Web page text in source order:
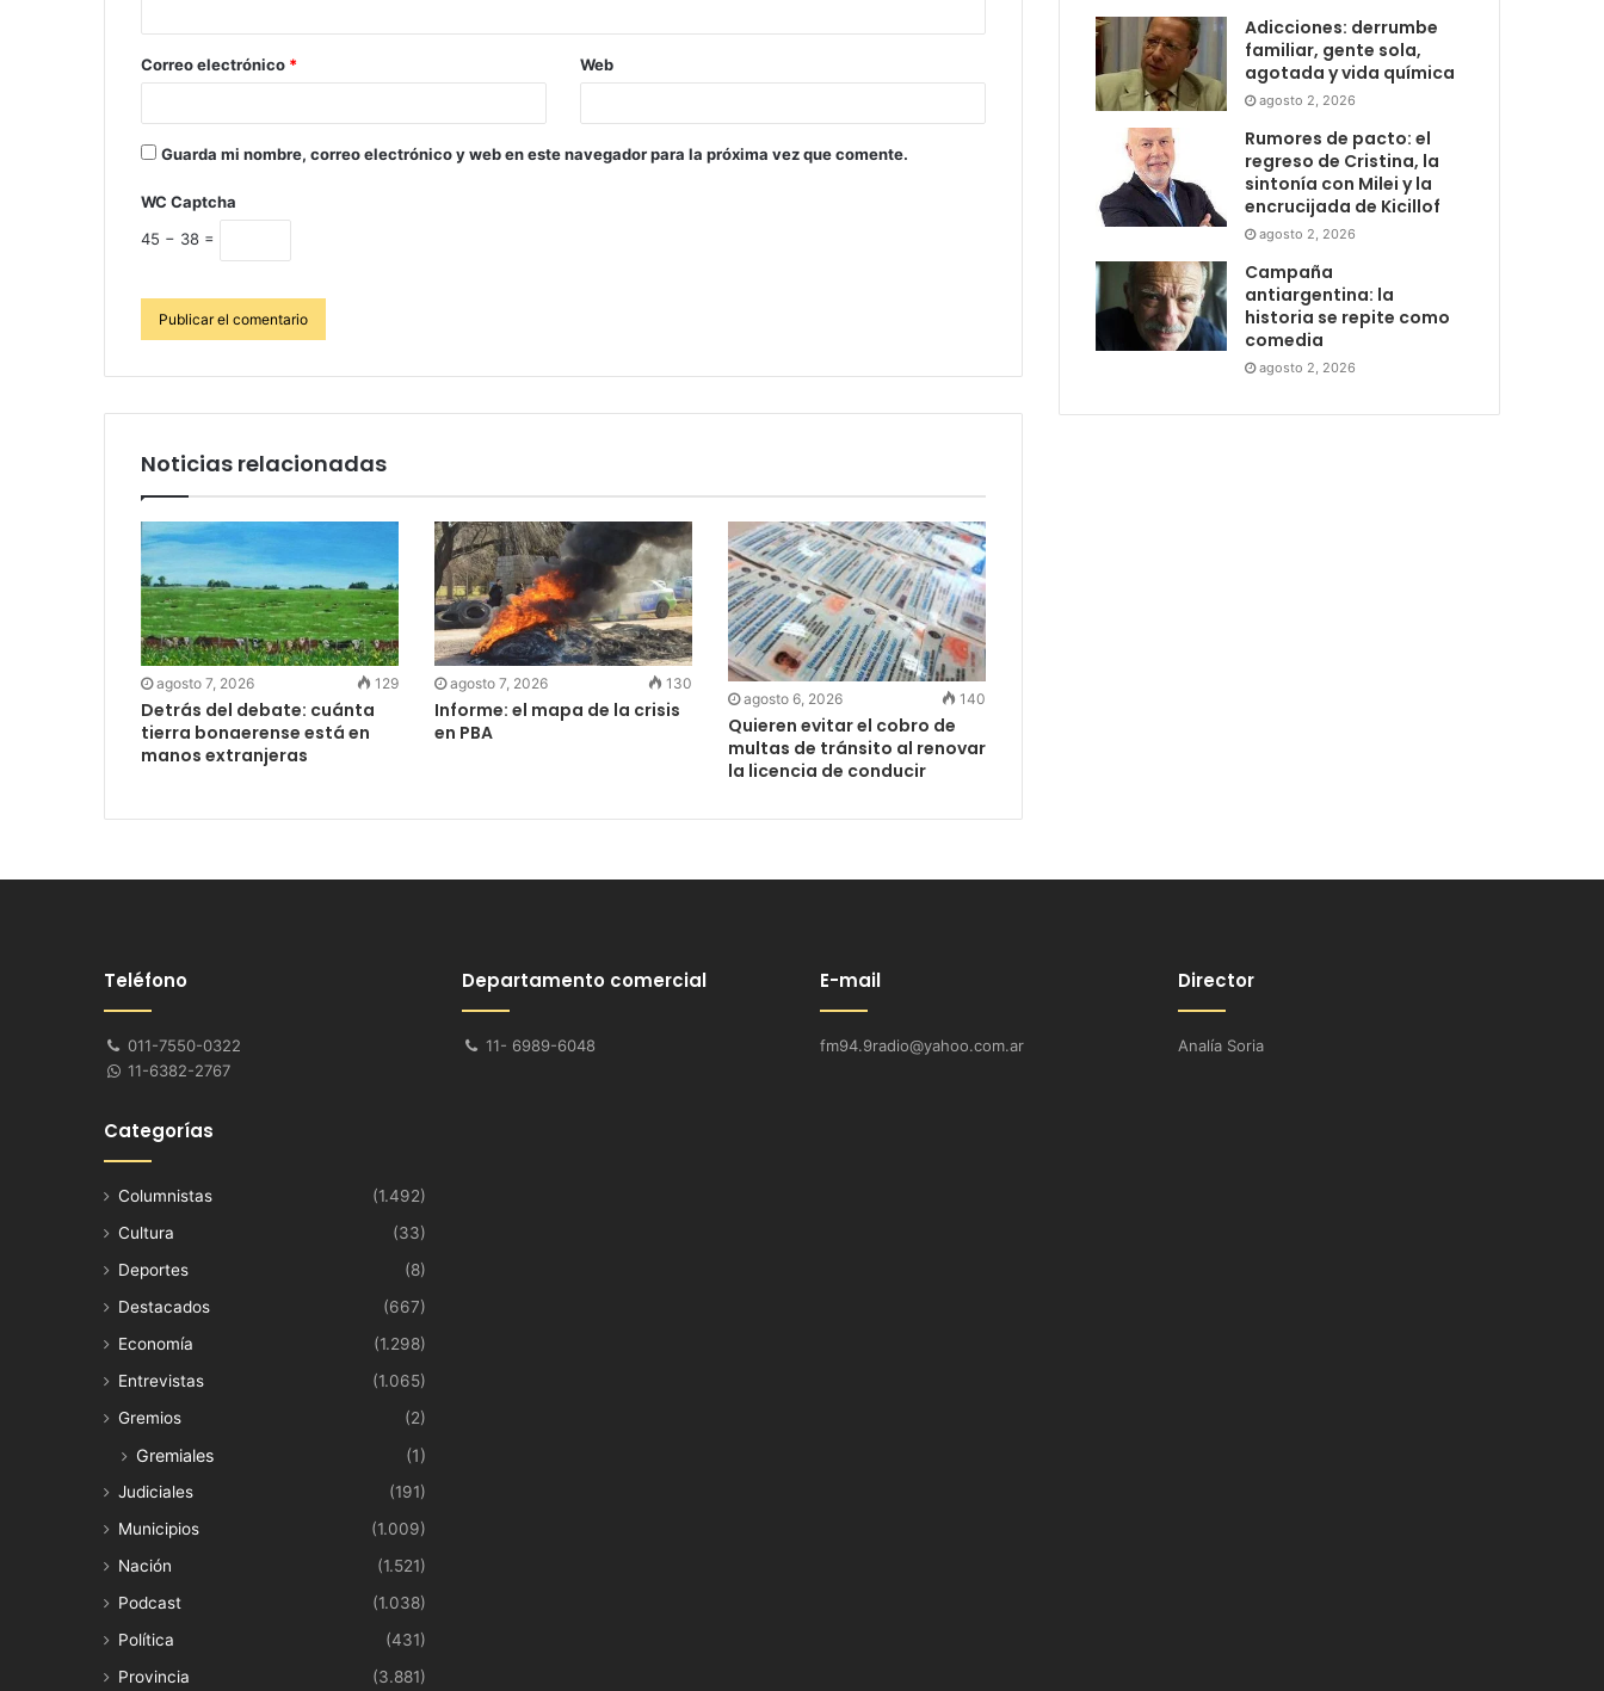
Correo electrónico * Web
Guarda mi nombre, correo electrónico y web en este navegador para la próxima vez que comente.
WC Captcha
45 − 38 =
Noticias relacionadas
agosto 7, 2026 129
Detrás del debate: cuánta
tierra bonaerense está en
manos extranjeras
agosto 7, 2026 130
Informe: el mapa de la crisis
en PBA
agosto 6, 2026 140
Quieren evitar el cobro de
multas de tránsito al renovar
la licencia de conducir
Adicciones: derrumbe
familiar, gente sola,
agotada y vida química
agosto 2, 2026
Rumores de pacto: el
regreso de Cristina, la
sintonía con Milei y la
encrucijada de Kicillof
agosto 2, 2026
Campaña
antiargentina: la
historia se repite como
comedia
agosto 2, 2026
Teléfono
011-7550-0322
11-6382-2767
Categorías
Columnistas
(1.492)
Cultura
(33)
Deportes
(8)
Destacados
(667)
Economía
(1.298)
Entrevistas
(1.065)
Gremios
(2)
Gremiales (1)
Judiciales
(191)
Municipios
(1.009)
Nación
(1.521)
Podcast
(1.038)
Política
(431)
Provincia
(3.881)
Departamento comercial
11- 6989-6048
E-mail
fm94.9radio@yahoo.com.ar
Director
Analía Soria